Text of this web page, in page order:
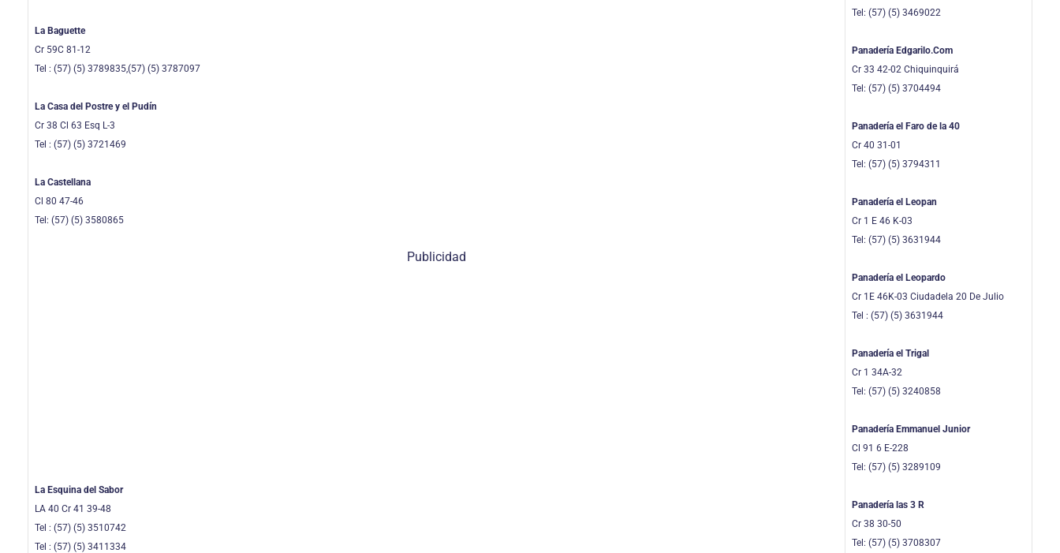
La Baguette
Cr 59C 81-12
Tel : (57) (5) 3789835,(57) (5) 3787097
La Casa del Postre y el Pudín
Cr 38 Cl 63 Esq L-3
Tel : (57) (5) 3721469
La Castellana
Cl 80 47-46
Tel: (57) (5) 3580865
Publicidad
La Esquina del Sabor
LA 40 Cr 41 39-48
Tel : (57) (5) 3510742
Tel : (57) (5) 3411334
Tel: (57) (5) 3469022
Panadería Edgarilo.Com
Cr 33 42-02 Chiquinquirá
Tel: (57) (5) 3704494
Panadería el Faro de la 40
Cr 40 31-01
Tel: (57) (5) 3794311
Panadería el Leopan
Cr 1 E 46 K-03
Tel: (57) (5) 3631944
Panadería el Leopardo
Cr 1E 46K-03 Ciudadela 20 De Julio
Tel : (57) (5) 3631944
Panadería el Trigal
Cr 1 34A-32
Tel: (57) (5) 3240858
Panadería Emmanuel Junior
Cl 91 6 E-228
Tel: (57) (5) 3289109
Panadería las 3 R
Cr 38 30-50
Tel: (57) (5) 3708307